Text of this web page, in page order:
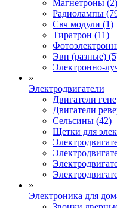
Магнетроны (2)
Радиолампы
Свч модули (1)
Тиратрон (11)
Эвп (разные)
Электронно-
»
Электродвигатели
Двигатели
Двигатели
Сельсины (42)
Щетки для
»
Электроника для